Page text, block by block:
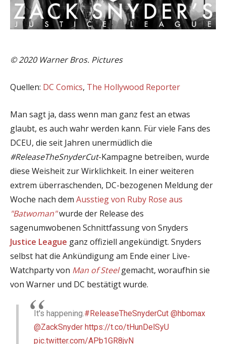
© 2020 Warner Bros. Pictures
Quellen: DC Comics, The Hollywood Reporter
Man sagt ja, dass wenn man ganz fest an etwas
glaubt, es auch wahr werden kann. Für viele Fans des
DCEU, die seit Jahren unermüdlich die
#ReleaseTheSnyderCut-Kampagne betreiben, wurde
diese Weisheit zur Wirklichkeit. In einer weiteren
extrem überraschenden, DC-bezogenen Meldung der
Woche nach dem Ausstieg von Ruby Rose aus
"Batwoman"wurde der Release des
sagenumwobenen Schnittfassung von Snyders
Justice League ganz offiziell angekündigt. Snyders
selbst hat die Ankündigung am Ende einer Live-
Watchparty von Man of Steelgemacht, woraufhin sie
von Warner und DC bestätigt wurde.
It's happening. #ReleaseTheSnyderCut @hbomax
@ZackSnyder https://t.co/tHunDelSyU
pic.twitter.com/APb1GR8jvN